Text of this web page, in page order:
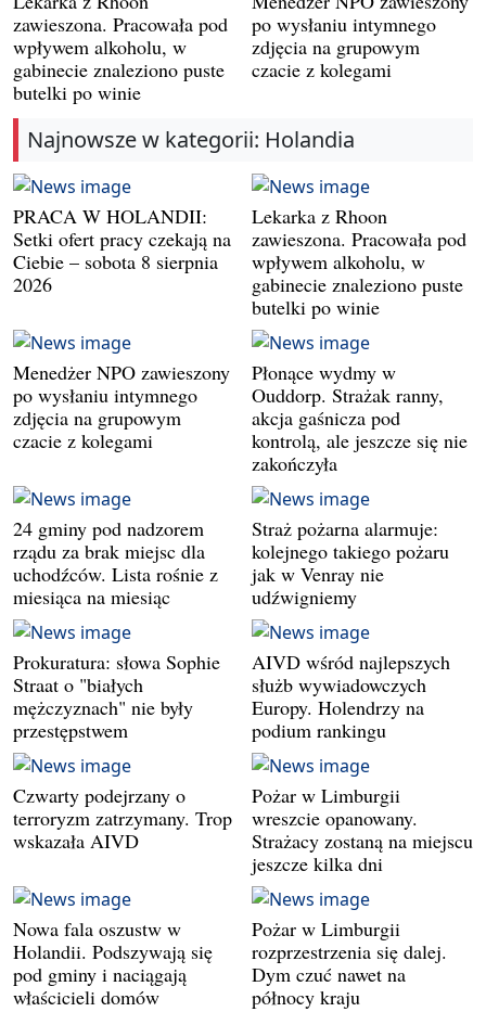
zawieszona. Pracowała pod
wpływem alkoholu, w
gabinecie znaleziono puste
butelki po winie
po wysłaniu intymnego
zdjęcia na grupowym
czacie z kolegami
Najnowsze w kategorii: Holandia
PRACA W HOLANDII:
Setki ofert pracy czekają na
Ciebie – sobota 8 sierpnia
2026
Lekarka z Rhoon
zawieszona. Pracowała pod
wpływem alkoholu, w
gabinecie znaleziono puste
butelki po winie
Menedżer NPO zawieszony
po wysłaniu intymnego
zdjęcia na grupowym
czacie z kolegami
Płonące wydmy w
Ouddorp. Strażak ranny,
akcja gaśnicza pod
kontrolą, ale jeszcze się nie
zakończyła
24 gminy pod nadzorem
rządu za brak miejsc dla
uchodźców. Lista rośnie z
miesiąca na miesiąc
Straż pożarna alarmuje:
kolejnego takiego pożaru
jak w Venray nie
udźwigniemy
Prokuratura: słowa Sophie
Straat o "białych
mężczyznach" nie były
przestępstwem
AIVD wśród najlepszych
służb wywiadowczych
Europy. Holendrzy na
podium rankingu
Czwarty podejrzany o
terroryzm zatrzymany. Trop
wskazała AIVD
Pożar w Limburgii
wreszcie opanowany.
Strażacy zostaną na miejscu
jeszcze kilka dni
Nowa fala oszustw w
Holandii. Podszywają się
pod gminy i naciągają
właścicieli domów
Pożar w Limburgii
rozprzestrzenia się dalej.
Dym czuć nawet na
północy kraju